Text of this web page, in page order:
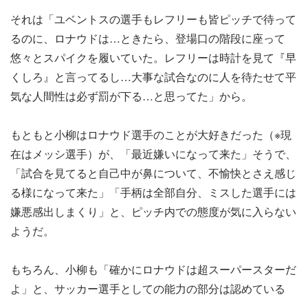
それは「ユベントスの選手もレフリーも皆ピッチで待って
るのに、ロナウドは…ときたら、登場口の階段に座って
悠々とスパイクを履いていた。レフリーは時計を見て『早
くしろ』と言ってるし…大事な試合なのに人を待たせて平
気な人間性は必ず罰が下る…と思ってた」から。
もともと小柳はロナウド選手のことが大好きだった（※現
在はメッシ選手）が、「最近嫌いになって来た」そうで、
「試合を見てると自己中が鼻について、不愉快とさえ感じ
る様になって来た」「手柄は全部自分、ミスした選手には
嫌悪感出しまくり」と、ピッチ内での態度が気に入らない
ようだ。
もちろん、小柳も「確かにロナウドは超スーパースターだ
よ」と、サッカー選手としての能力の部分は認めている